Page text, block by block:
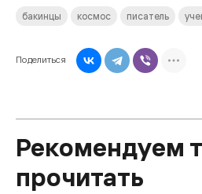
бакинцы космос писатель
Поделиться
Рекомендуем
прочитать